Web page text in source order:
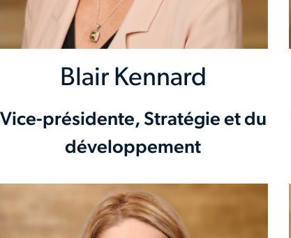
Blair Kennard
Vice-présidente, Stratégie et du
développement